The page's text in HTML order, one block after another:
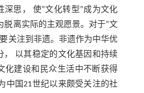
深思， 使“文化转型”成为文化
脱离实际的主观愿景。对于“文
关注到非遗。非遗作为中华优
， 以其稳定的文化基因和持续
化建设和民众生活中不断获得
中国21世纪以来颇受关注的社